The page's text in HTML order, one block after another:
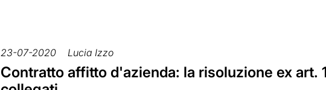
23-07-2020 Lucia Izzo
Contratto affitto d'azienda: la risoluzione ex art.